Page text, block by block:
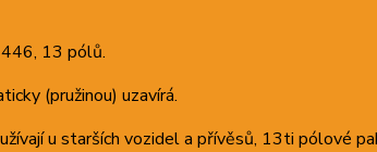
13 pólů.
(pružinou) uzavírá.
u starších vozidel a přívěsů, 13ti pólové